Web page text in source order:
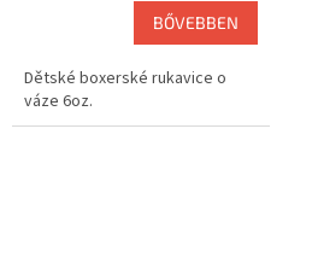
BŐVEBBEN
Dětské boxerské rukavice o
váze 6oz.